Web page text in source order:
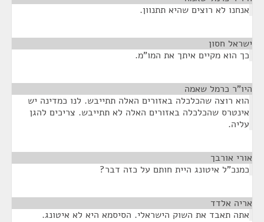
אנחנו לא רוצים שהיא תתנוון.
ישראל חסון
כך הוא מקיים איתך את המו"מ.
היו"ר כרמל שאמה
הוא רוצה שהכלכלה באזורים האלה תתייבש. לנו כמדינה יש
אינטרס שהכלכלה באזורים האלה לא תתייבש. צריכים להגן
עליה.
אורי אורבך
כמנכ"ל איטונג היית חותם על כזה דבר?
אריה אלדד
אתה תאבד את השוק הישראלי. הסיסמא היא לא איטונג.